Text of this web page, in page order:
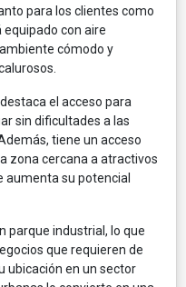
para los clientes como
con aire
cómodo y
el acceso para
sin dificultades a las
tiene un acceso
zona cercana a atractivos
aumenta su potencial
parque industrial, lo que
que requieren de
ubicación en un sector